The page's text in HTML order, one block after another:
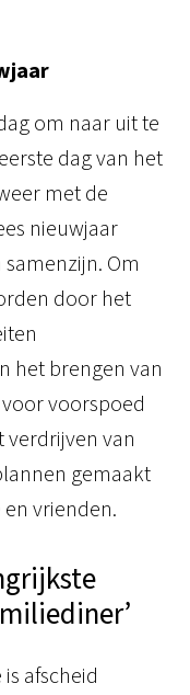
om naar uit te
dag van het
met de
nieuwjaar
Om
door het
het brengen van
voorspoed
verdrijven van
gemaakt
vrienden.
afscheid